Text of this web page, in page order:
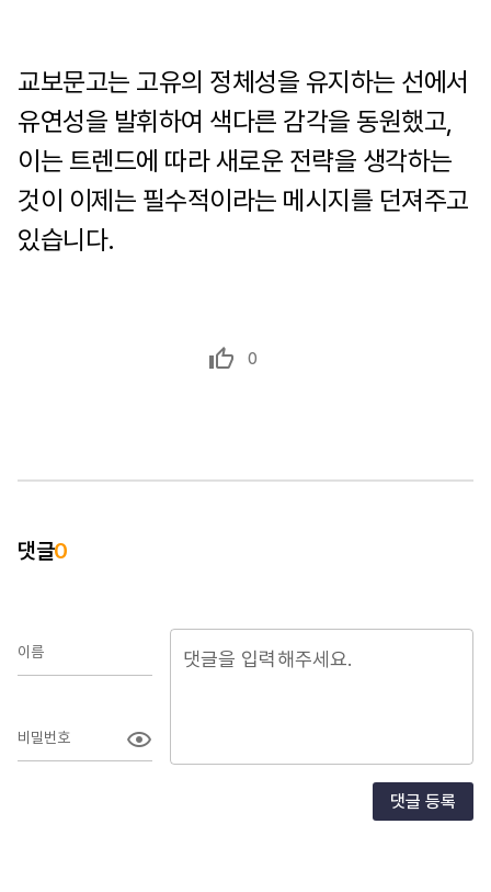
교보문고는 고유의 정체성을 유지하는 선에서
유연성을 발휘하여 색다른 감각을 동원했고,
이는 트렌드에 따라 새로운 전략을 생각하는
것이 이제는 필수적이라는 메시지를 던져주고
있습니다.
0
댓글0
이름
비밀번호
댓글 등록